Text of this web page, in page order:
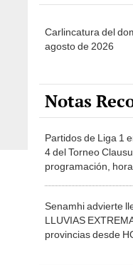
Carlincatura del
agosto de 2026
Notas
Partidos de Liga 1
4 del Torneo
programación,
Senamhi advierte
LLUVIAS
provincias desde